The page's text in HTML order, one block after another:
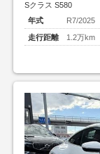
Sクラス S580
年式
R7/2025
走行距離
1.2万km